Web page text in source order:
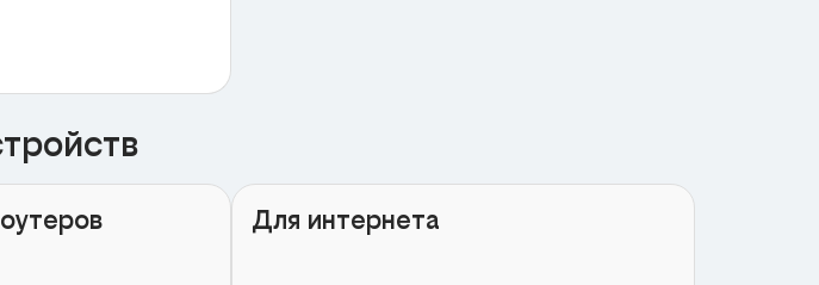
Для интернета